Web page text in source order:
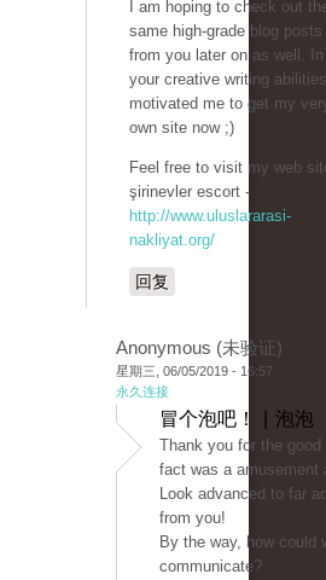
I am hoping to check out
same high-grade blog posts
from you later on as well.
your creative writing
motivated me to get my
own site now ;)
Feel free to visit my web
şirinevler escort -
http://www.uluslararasi-
nakliyat.org/
回复
Anonymous (未验证)
星期三, 06/05/2019 - 16:57
永久连接
冒个泡吧！ | 泡泡
Thank you for the
fact was a amusement
Look advanced to far
from you!
By the way, how could
communicate?